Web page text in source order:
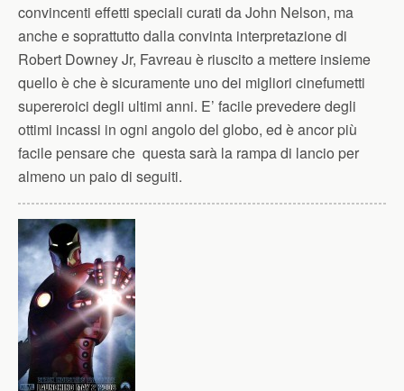
convincenti effetti speciali curati da John Nelson, ma
anche e soprattutto dalla convinta interpretazione di
Robert Downey Jr, Favreau è riuscito a mettere insieme
quello è che è sicuramente uno dei migliori cinefumetti
supereroici degli ultimi anni. E’ facile prevedere degli
ottimi incassi in ogni angolo del globo, ed è ancor più
facile pensare che questa sarà la rampa di lancio per
almeno un paio di seguiti.